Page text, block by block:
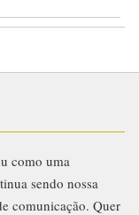
como uma
sendo nossa
comunicação. Quer